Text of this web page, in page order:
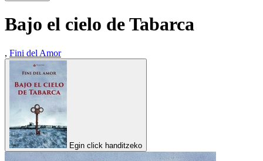
Bajo el cielo de Tabarca
, Fini del Amor
Egin click handitzeko